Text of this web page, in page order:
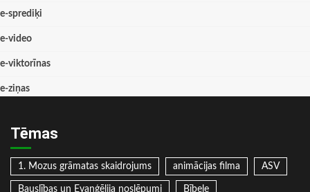
e-sprediķi
e-video
e-viktorīnas
e-ziņas
Tēmas
1. Mozus grāmatas skaidrojums animācijas filma ASV
Bauslības un Evaņģēlija noslēpumi Bībele